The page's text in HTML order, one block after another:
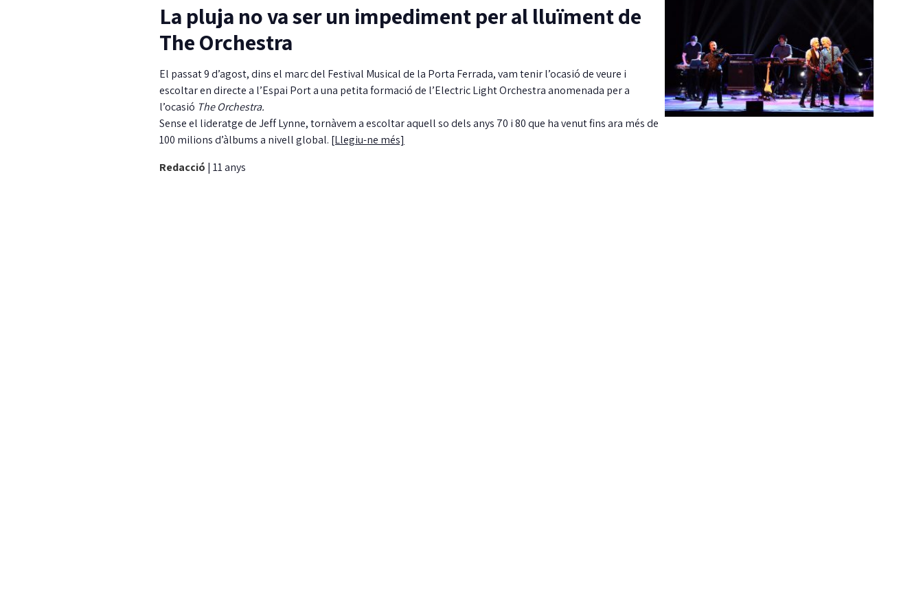
La pluja no va ser un impediment per al lluïment de
The Orchestra
El passat 9 d’agost, dins el marc del Festival Musical de la Porta Ferrada, vam tenir l’ocasió de veure i
escoltar en directe a l’Espai Port a una petita formació de l’Electric Light Orchestra anomenada per a
l’ocasió The Orchestra.
Sense el lideratge de Jeff Lynne, tornàvem a escoltar aquell so dels anys 70 i 80 que ha venut fins ara més de
100 milions d’àlbums a nivell global. [Llegiu-ne més]
Redacció | 11 anys